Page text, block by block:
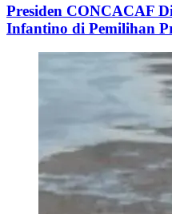
Presiden CONCACAF
Infantino di Pemilihan